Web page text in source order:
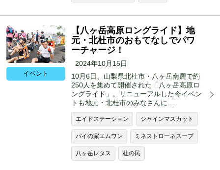
イベント
【八ヶ岳高原ロングライド】地
元・北杜市のおもてなしでパワ
ーチャージ！
2024年10月15日
10月6日、山梨県北杜市・八ヶ岳南麓で約
250人を集めて開催された「八ヶ岳高原ロ
ングライド」。リニューアルした今イベン
トも地元・北杜市のみなさんに…
エイドステーション シャインマスカット
パイの家エムワン ミネストローネスープ
八ヶ岳レタス 杜の民